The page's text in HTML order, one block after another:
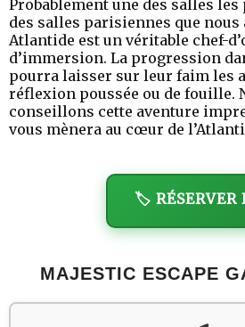
Probablement une des salles
des salles parisiennes que nous
Atlantide est un véritable chef-
d’immersion. La progression
pourra laisser sur leur faim les
réflexion poussée ou de fouille.
conseillons cette aventure
vous mènera au cœur de
🏷️ RÉSERVER
MAJESTIC ESCAPE